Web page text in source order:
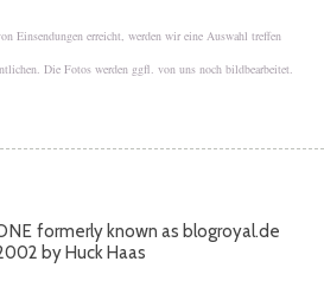
Einsendungen erreicht, werden wir eine Auswahl treffen
Die Fotos werden ggfl. von uns noch bildbearbeitet.
formerly known as blogroyal.de
by Huck Haas